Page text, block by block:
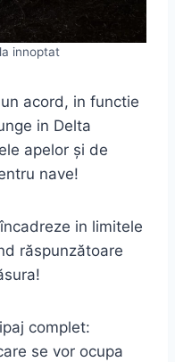
innoptat
acord, in functie
in Delta
apelor și de
nave!
in limitele
răspunzătoare
complet:
se vor ocupa